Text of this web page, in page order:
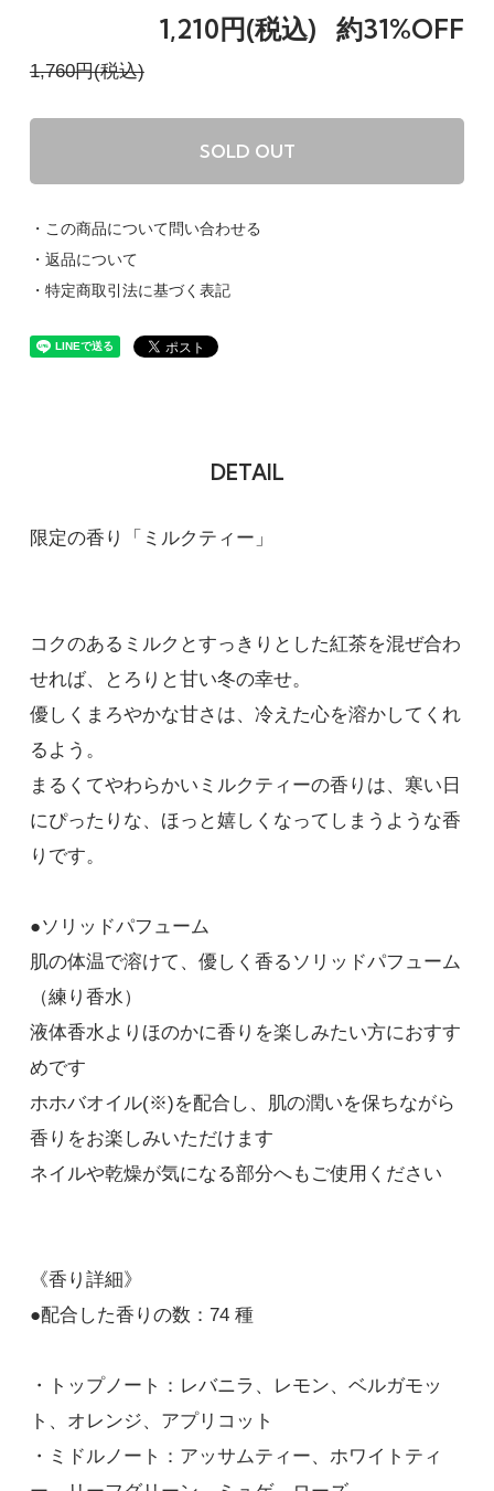
1,210円(税込) 約31%OFF
1,760円(税込)
SOLD OUT
・この商品について問い合わせる
・返品について
・特定商取引法に基づく表記
DETAIL
限定の香り「ミルクティー」
コクのあるミルクとすっきりとした紅茶を混ぜ合わ
せれば、とろりと甘い冬の幸せ。
優しくまろやかな甘さは、冷えた心を溶かしてくれ
るよう。
まるくてやわらかいミルクティーの香りは、寒い日
にぴったりな、ほっと嬉しくなってしまうような香
りです。
●ソリッドパフューム
肌の体温で溶けて、優しく香るソリッドパフューム
（練り香水）
液体香水よりほのかに香りを楽しみたい方におすす
めです
ホホバオイル(※)を配合し、肌の潤いを保ちながら
香りをお楽しみいただけます
ネイルや乾燥が気になる部分へもご使用ください
《香り詳細》
●配合した香りの数：74 種
・トップノート：レバニラ、レモン、ベルガモッ
ト、オレンジ、アプリコット
・ミドルノート：アッサムティー、ホワイトティ